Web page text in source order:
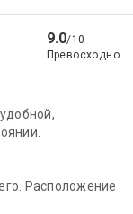
9.0/10
Превосходно
Расположение